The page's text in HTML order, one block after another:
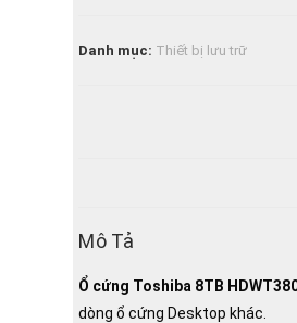
sát
Danh mục: Thiết bị lưu trữ
Mô Tả
Ổ cứng Toshiba 8TB
dòng ổ cứng Desktop khác.